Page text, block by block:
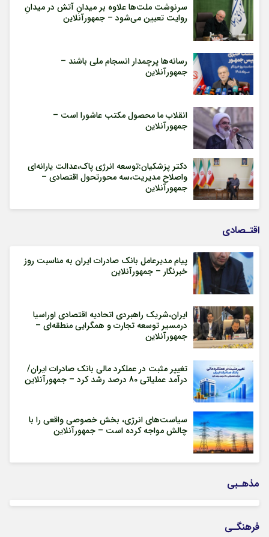
سرنوشت ملت‌ها علاوه بر میدانِ آتش در میدانِ
روایت تعیین می‌شود – جمهورآنلاین
رسانه‌ها پرچمدار انسجام ملی باشند –
جمهورآنلاین
انقلاب ما محصول مکتب عاشورا است –
جمهورآنلاین
دکتر پزشکیان:توسعه انرژی پاک،عدالت یارانه‌ای
واصلاح مدیریت،سه محورتحول اقتصادی –
جمهورآنلاین
اقتـصادی
پیام مدیرعامل بانک صادرات ایران به مناسبت روز
خبرنگار – جمهورآنلاین
ایران،شریک راهبردی اتحادیه اقتصادی اوراسیا
درمسیر توسعه تجارت و همگرایی منطقه‌ای –
جمهورآنلاین
تغییر مثبت در عملکرد مالی بانک صادرات ایران/
درآمد عملیاتی 80 درصد رشد کرد – جمهورآنلاین
سیاست‌های انرژی، بخش خصوصی واقعی را با
چالش مواجه کرده است – جمهورآنلاین
مذهـبی
فرهنگـی